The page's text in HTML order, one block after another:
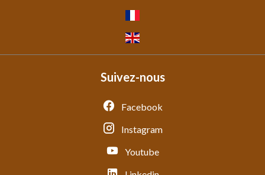
Suivez-nous
Facebook
Instagram
Youtube